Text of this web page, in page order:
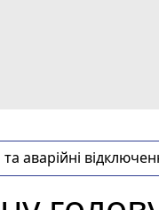
аварійні